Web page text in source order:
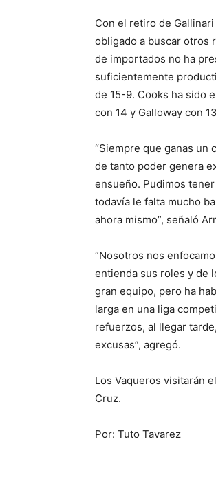
Con el retiro de
obligado a buscar otros
de importados no ha
suficientemente
de 15-9. Cooks ha sido
con 14 y Galloway con
“Siempre que ganas un
de tanto poder genera
ensueño. Pudimos
todavía le falta mucho
ahora mismo”, señaló
“Nosotros nos
entienda sus roles y de
gran equipo, pero ha
larga en una liga
refuerzos, al llegar
excusas”, agregó.
Los Vaqueros visitarán
Cruz.
Por: Tuto Tavarez